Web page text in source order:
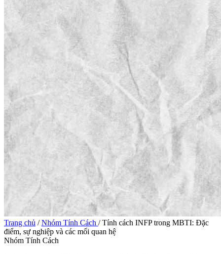
Trang chủ / Nhóm Tính Cách / Tính cách INFP trong MBTI: Đặc
điểm, sự nghiệp và các mối quan hệ
Nhóm Tính Cách